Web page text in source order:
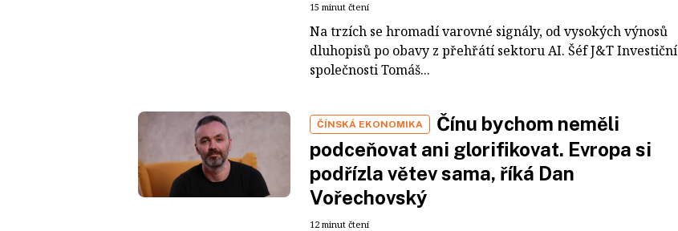
15 minut čtení
Na trzích se hromadí varovné signály, od vysokých výnosů
dluhopisů po obavy z přehřátí sektoru AI. Šéf J&T Investiční
společnosti Tomáš...
ČÍNSKÁ EKONOMIKA
Čínu bychom neměli
podceňovat ani glorifikovat. Evropa si
podřízla větev sama, říká Dan
Vořechovský
12 minut čtení